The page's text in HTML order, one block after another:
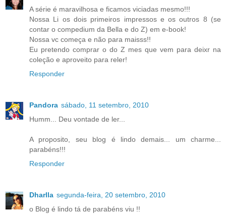
A série é maravilhosa e ficamos viciadas mesmo!!!
Nossa Li os dois primeiros impressos e os outros 8 (se
contar o compedium da Bella e do Z) em e-book!
Nossa vc começa e não para maisss!!
Eu pretendo comprar o do Z mes que vem para deixr na
coleção e aproveito para reler!
Responder
Pandora sábado, 11 setembro, 2010
Humm... Deu vontade de ler...
A proposito, seu blog é lindo demais... um charme...
parabéns!!!
Responder
Dharlla segunda-feira, 20 setembro, 2010
o Blog é lindo tá de parabéns viu !!